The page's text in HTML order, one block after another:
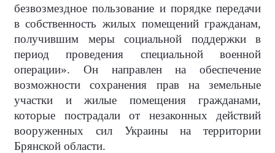
безвозмездное пользование и порядке передачи
в собственность жилых помещений гражданам,
получившим меры социальной поддержки в
период проведения специальной военной
операции». Он направлен на обеспечение
возможности сохранения прав на земельные
участки и жилые помещения гражданами,
которые пострадали от незаконных действий
вооруженных сил Украины на территории
Брянской области.